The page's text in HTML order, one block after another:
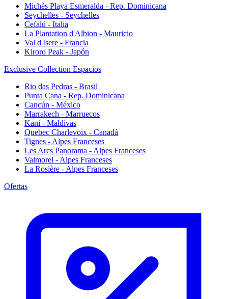
Michès Playa Esmeralda - Rep. Dominicana
Seychelles - Seychelles
Cefalú - Italia
La Plantation d'Albion - Mauricio
Val d'Isere - Francia
Kiroro Peak - Japón
Exclusive Collection Espacios
Rio das Pedras - Brasil
Punta Cana - Rep. Dominicana
Cancún - México
Marrakech - Marruecos
Kani - Maldivas
Quebec Charlevoix - Canadá
Tignes - Alpes Franceses
Les Arcs Panorama - Alpes Franceses
Valmorel - Alpes Franceses
La Rosière - Alpes Franceses
Ofertas